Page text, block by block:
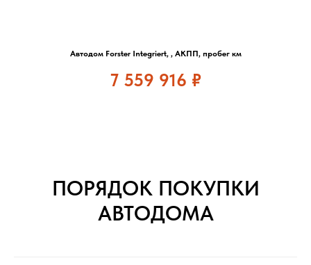
Автодом Forster Integriert, , АКПП, пробег км
7 559 916 ₽
ПОРЯДОК ПОКУПКИ
АВТОДОМА